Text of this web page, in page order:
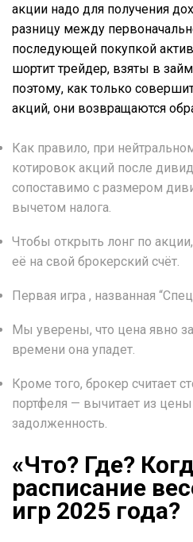
акции надо для получения
разницу между
последующей покупкой
шортит трейдер, взяты в
поэтому, как только
акций, они возвращаются
Как правило, при
котировок акций после
сопоставимо с размером
вычетом налога.
Чтобы открыть лонг по
её на свой брокерский счёт.
Первая игра , названная
Мы уверены, что цена явно
времени она упадет.
Кроме того, брокер считает
портфеля — вычитает из
задолженность.
«Что? Где?
расписание
игр 2025 года?